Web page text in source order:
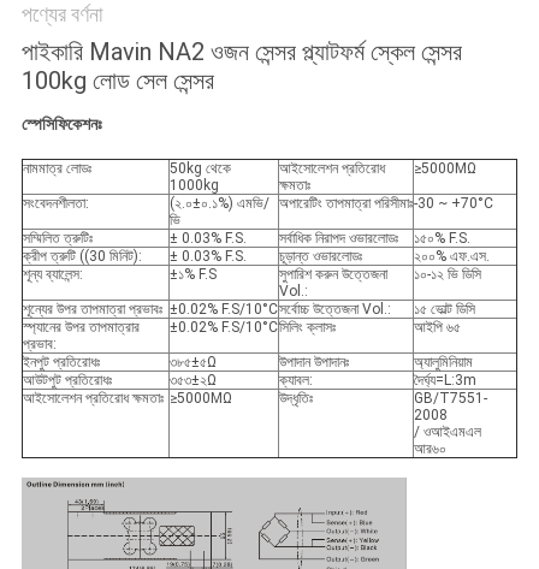
পণ্যের বর্ণনা
পাইকারি Mavin NA2 ওজন সেন্সর প্ল্যাটফর্ম স্কেল সেন্সর
100kg লোড সেল সেন্সর
স্পেসিফিকেশনঃ
নামমাত্র লোডঃ
50kg থেকে
1000kg
আইসোলেশন প্রতিরোধ
ক্ষমতাঃ
≥5000MΩ
সংবেদনশীলতা:
(২.০±০.১%) এমভি/
ভি
অপারেটিং তাপমাত্রা পরিসীমাঃ-30 ~ +70°C
সম্মিলিত ত্রুটিঃ ± 0.03% F.S. সর্বাধিক নিরাপদ ওভারলোডঃ
১৫০% F.S.
ক্রীপ ত্রুটি ((30 মিনিট):
± 0.03% F.S. চূড়ান্ত ওভারলোডঃ
২০০% এফ.এস.
শূন্য ব্যালেন্স:
±১% F.S
সুপারিশ করুন উত্তেজনা
Vol.:
১০-১২ ভি ডিসি
শূন্যের উপর তাপমাত্রা প্রভাবঃ ±0.02% F.S/10°Cসর্বোচ্চ উত্তেজনা Vol.:
১৫ ভোল্ট ডিসি
স্প্যানের উপর তাপমাত্রার
প্রভাব:
±0.02% F.S/10°Cসিলিং ক্লাসঃ আইপি ৬৫
ইনপুট প্রতিরোধঃ ৩৮৫±৫Ω উপাদান উপাদানঃ
অ্যালুমিনিয়াম
আউটপুট প্রতিরোধঃ
৩৫৩±২Ω ক্যাবল:
দৈর্ঘ্য=L:3m
আইসোলেশন প্রতিরোধ ক্ষমতাঃ ≥5000MΩ উদ্ধৃতিঃ
GB/T7551-
2008
/ ওআইএমএল
আর৬০